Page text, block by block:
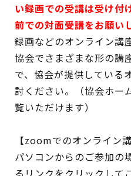
い録画での受講は受け付
前での対面受講をお願い
録画などのオンライン講
協会でさまざまな形の講
で、協会が提供している
討ください。（協会ホー
覧いただけます）
【zoomでのオンライン
パソコンからのご参加の
るリンクをクリックして